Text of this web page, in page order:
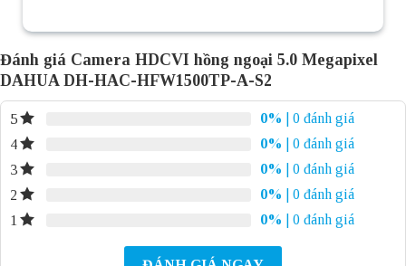
Đánh giá Camera HDCVI hồng ngoại 5.0 Megapixel
DAHUA DH-HAC-HFW1500TP-A-S2
5 0%
| 0 đánh giá
4
0%
| 0 đánh giá
3
0%
| 0 đánh giá
2
0%
| 0 đánh giá
1
0% | 0 đánh giá